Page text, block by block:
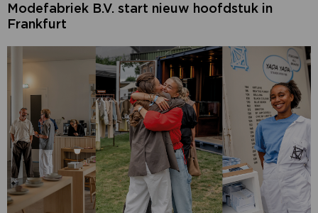
Modefabriek B.V. start nieuw hoofdstuk in
Frankfurt